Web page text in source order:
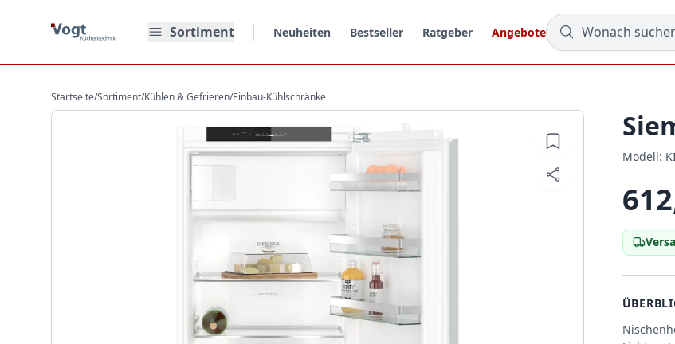
Sortiment
Neuheiten Bestseller Ratgeber Angebote
Startseite/Sortiment/Kühlen & Gefrieren/Einbau-Kühlschränke
Modell:
Modell: